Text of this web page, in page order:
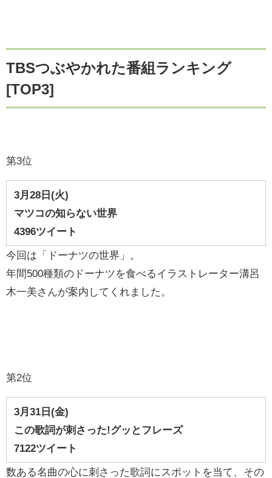
TBSつぶやかれた番組ランキング
[TOP3]
第3位
3月28 日(火)
マツコの知らない世界
4396ツイート
今回は「ドーナツの世界」。
年間500種類のドーナツを食べるイラストレーター溝呂
木一美さんが案内してくれました。
第2位
3月31 日(金)
この歌詞が刺さった!グッとフレーズ
7122ツイート
数ある名曲の心に刺さった歌詞にスポットを当て、その